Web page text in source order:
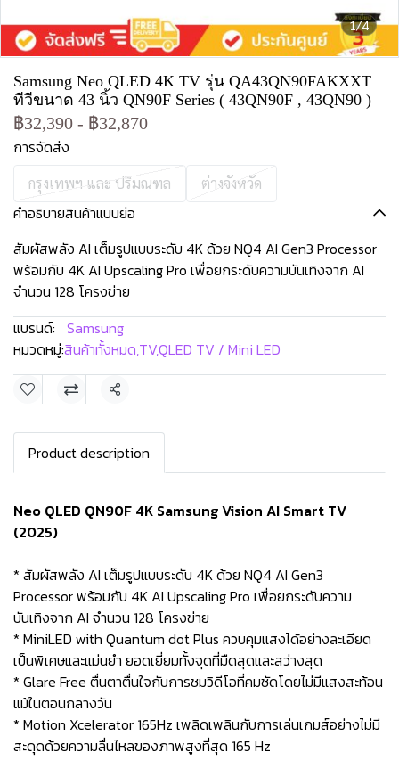
1/4
Samsung Neo QLED 4K TV รุ่น QA43QN90FAKXXT
ทีวีขนาด 43 นิ้ว QN90F Series ( 43QN90F , 43QN90 )
฿32,390 - ฿32,870
การจัดส่ง
กรุงเทพฯ และ ปริมณฑล ต่างจังหวัด
คำอธิบายสินค้าแบบย่อ
สัมผัสพลัง AI เต็มรูปแบบระดับ 4K ด้วย NQ4 AI Gen3 Processor
พร้อมกับ 4K AI Upscaling Pro เพื่อยกระดับความบันเทิงจาก AI
จำนวน 128 โครงข่าย
แบรนด์: Samsung
หมวดหมู่:สินค้าทั้งหมด,TV,QLED TV / Mini LED
แชร์
Product description
Neo QLED QN90F 4K Samsung Vision AI Smart TV
(2025)
* สัมผัสพลัง AI เต็มรูปแบบระดับ 4K ด้วย NQ4 AI Gen3
Processor พร้อมกับ 4K AI Upscaling Pro เพื่อยกระดับความ
บันเทิงจาก AI จำนวน 128 โครงข่าย
* MiniLED with Quantum dot Plus ควบคุมแสงได้อย่างละเอียด
เป็นพิเศษและแม่นยำ ยอดเยี่ยมทั้งจุดที่มืดสุดและสว่างสุด
* Glare Free ตื่นตาตื่นใจกับการชมวิดีโอที่คมชัดโดยไม่มีแสงสะท้อน
แม้ในตอนกลางวัน
* Motion Xcelerator 165Hz เพลิดเพลินกับการเล่นเกมส์อย่างไม่มี
สะดุดด้วยความลื่นไหลของภาพสูงที่สุด 165 Hz